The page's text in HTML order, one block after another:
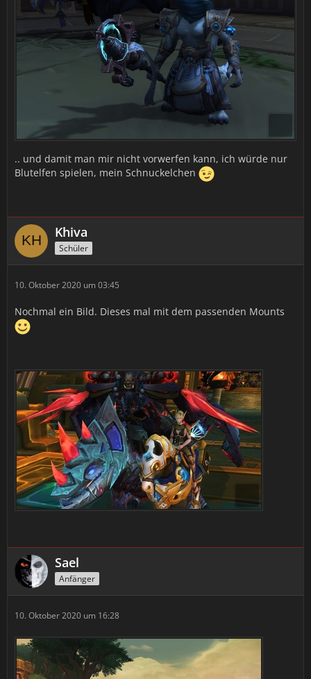
.. und damit man mir nicht vorwerfen kann, ich würde nur
Blutelfen spielen, mein Schnuckelchen
Khiva
Schüler
10. Oktober 2020 um 03:45
Nochmal ein Bild. Dieses mal mit dem passenden Mounts
Sael
Anfänger
10. Oktober 2020 um 16:28